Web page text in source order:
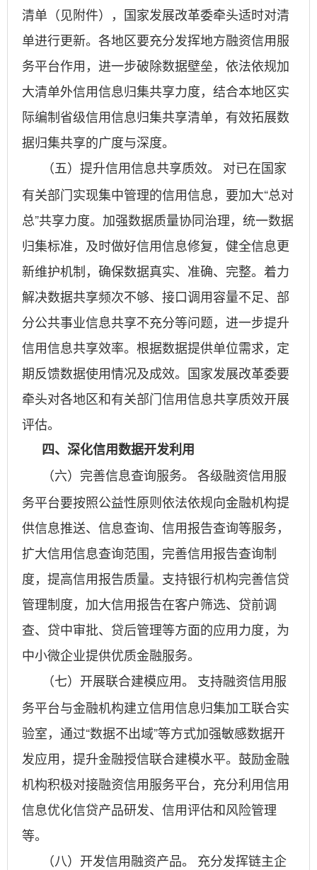
清单（见附件），国家发展改革委牵头适时对清
单进行更新。各地区要充分发挥地方融资信用服
务平台作用，进一步破除数据壁垒，依法依规加
大清单外信用信息归集共享力度，结合本地区实
际编制省级信用信息归集共享清单，有效拓展数
据归集共享的广度与深度。
（五）提升信用信息共享质效。
对已在国家
有关部门实现集中管理的信用信息，要加大“总对
总”共享力度。加强数据质量协同治理，统一数据
归集标准，及时做好信用信息修复，健全信息更
新维护机制，确保数据真实、准确、完整。着力
解决数据共享频次不够、接口调用容量不足、部
分公共事业信息共享不充分等问题，进一步提升
信用信息共享效率。根据数据提供单位需求，定
期反馈数据使用情况及成效。国家发展改革委要
牵头对各地区和有关部门信用信息共享质效开展
评估。
四、深化信用数据开发利用
（六）完善信息查询服务。
各级融资信用服
务平台要按照公益性原则依法依规向金融机构提
供信息推送、信息查询、信用报告查询等服务，
扩大信用信息查询范围，完善信用报告查询制
度，提高信用报告质量。支持银行机构完善信贷
管理制度，加大信用报告在客户筛选、贷前调
查、贷中审批、贷后管理等方面的应用力度，为
中小微企业提供优质金融服务。
（七）开展联合建模应用。
支持融资信用服
务平台与金融机构建立信用信息归集加工联合实
验室，通过“数据不出域”等方式加强敏感数据开
发应用，提升金融授信联合建模水平。鼓励金融
机构积极对接融资信用服务平台，充分利用信用
信息优化信贷产品研发、信用评估和风险管理
等。
（八）开发信用融资产品。
充分发挥链主企